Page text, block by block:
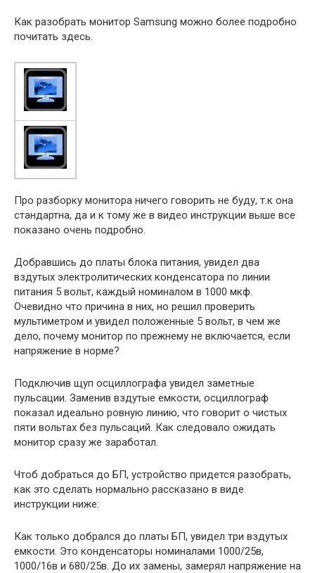
Как разобрать монитор Samsung можно более подробно
почитать здесь.
Про разборку монитора ничего говорить не буду, т.к она
стандартна, да и к тому же в видео инструкции выше все
показано очень подробно.
Добравшись до платы блока питания, увидел два
вздутых электролитических конденсатора по линии
питания 5 вольт, каждый номиналом в 1000 мкф.
Очевидно что причина в них, но решил проверить
мультиметром и увидел положенные 5 вольт, в чем же
дело, почему монитор по прежнему не включается, если
напряжение в норме?
Подключив щуп осциллографа увидел заметные
пульсации. Заменив вздутые емкости, осциллограф
показал идеально ровную линию, что говорит о чистых
пяти вольтах без пульсаций. Как следовало ожидать
монитор сразу же заработал.
Чтоб добраться до БП, устройство придется разобрать,
как это сделать нормально рассказано в виде
инструкции ниже:
Как только добрался до платы БП, увидел три вздутых
емкости. Это конденсаторы номиналами 1000/25в,
1000/16в и 680/25в. До их замены, замерял напряжение на